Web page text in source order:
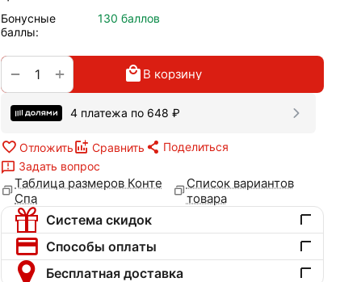
Бонусные
баллы:
130 баллов
+
− В корзину
4 платежа по 648 ₽
Отложить Сравнить
Поделиться
Задать вопрос
Таблица размеров Конте
Спа
Список вариантов
товара
Система скидок
Способы оплаты
Бесплатная доставка